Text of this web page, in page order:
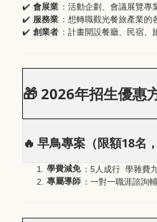
✔ 會展業 ：活動企劃、會議展覽專
✔ 服務業 ：想轉職觀光餐旅產業的
✔ 創業者 ：計畫開設餐廳、民宿、
🎁 2026年招生優惠
🔥 早鳥專案（限額18名
學費減免 ： 5人成行 學雜費
專屬導師 ：一對一職涯諮詢